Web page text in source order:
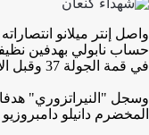
واصل إنتر ميلانو
حساب نابولي بهدفين
في قمة الجولة 37 وقبل الأخيرة بالدوري الإيطالي.
وسجل "النيراتزوري"
المخضرم دانيلو